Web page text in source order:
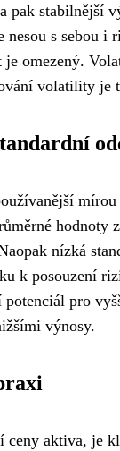
pak stabilnější
s sebou
omezený.
volatility je
hodnoty
nízká
k posouzení
pro
výnosy.
aktiva, je